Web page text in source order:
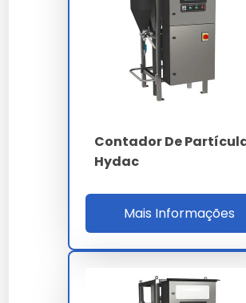
0.5 a 3.0 L/min e ultrassom
para desagregação coloidal. O
limpeza CIP automática reduz o
amostras a menos de 90 segundos.
Calibrado com padrões certificados
de 1, 3, 10, 30 e 100 µm), o
exatidão inferior a 0.5% d50 ao
verificação consome 3 minutos e
certificado automático para
IATF 16949 na indústria automotiva.
PARÂMETRO
Contador De
Hydac
Mais Informações